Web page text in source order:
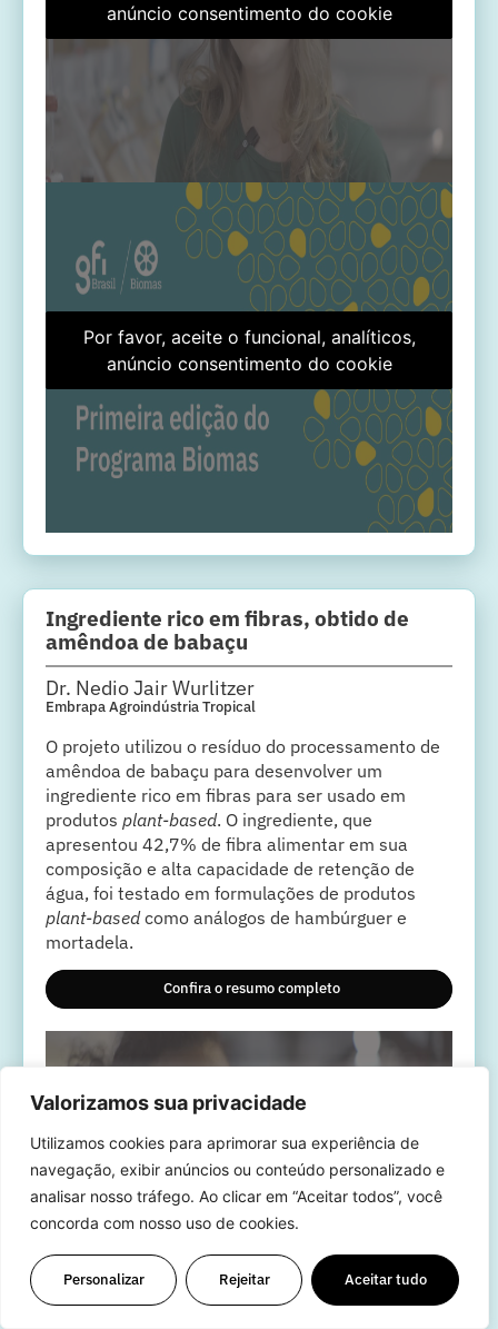
Valorizamos sua privacidade
Utilizamos cookies para aprimorar sua experiência de
navegação, exibir anúncios ou conteúdo personalizado e
analisar nosso tráfego. Ao clicar em “Aceitar todos”, você
concorda com nosso uso de cookies.
Personalizar Rejeitar Aceitar tudo
anúncio consentimento do cookie
Por favor, aceite o funcional, analíticos,
anúncio consentimento do cookie
Ingrediente rico em fibras, obtido de
amêndoa de babaçu
Dr. Nedio Jair Wurlitzer
Embrapa Agroindústria Tropical
O projeto utilizou o resíduo do processamento de
amêndoa de babaçu para desenvolver um
ingrediente rico em fibras para ser usado em
produtos plant-based. O ingrediente, que
apresentou 42,7% de fibra alimentar em sua
composição e alta capacidade de retenção de
água, foi testado em formulações de produtos
plant-basedcomo análogos de hambúrguer e
mortadela.
Confira o resumo completo
Por favor, aceite o funcional, analíticos,
anúncio consentimento do cookie